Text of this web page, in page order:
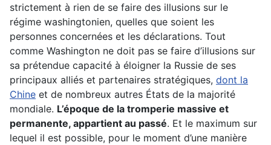
strictement à rien de se faire des illusions sur le
régime washingtonien, quelles que soient les
personnes concernées et les déclarations. Tout
comme Washington ne doit pas se faire d’illusions sur
sa prétendue capacité à éloigner la Russie de ses
principaux alliés et partenaires stratégiques, dont la
Chine et de nombreux autres États de la majorité
mondiale. L’époque de la tromperie massive et
permanente, appartient au passé. Et le maximum sur
lequel il est possible, pour le moment d’une manière